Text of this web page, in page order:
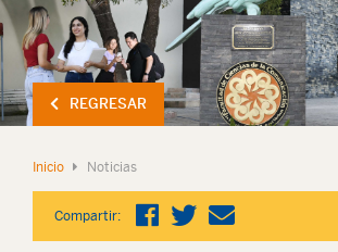
REGRESAR
Inicio Noticias
Compartir: